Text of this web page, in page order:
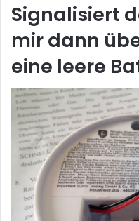
Signalisiert
mir dann
eine leere